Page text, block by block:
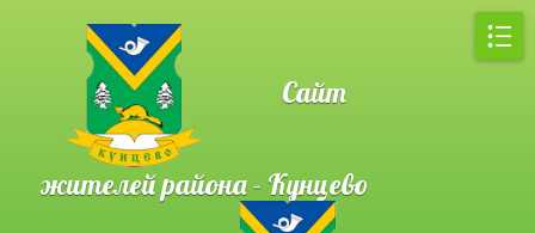
Сайт
жителей района - Кунцево